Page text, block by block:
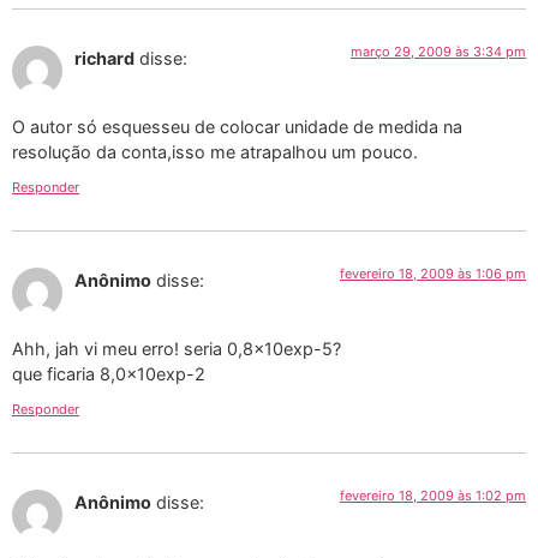
richard disse: março 29, 2009 às 3:34 pm
O autor só esquesseu de colocar unidade de medida na
resolução da conta,isso me atrapalhou um pouco.
Responder
Anônimo disse: fevereiro 18, 2009 às 1:06 pm
Ahh, jah vi meu erro! seria 0,8x10exp-5?
que ficaria 8,0x10exp-2
Responder
Anônimo disse: fevereiro 18, 2009 às 1:02 pm